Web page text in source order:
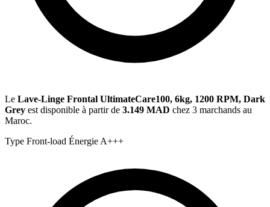
Le Lave-Linge Frontal UltimateCare100, 6kg, 1200 RPM, Dark
Grey est disponible à partir de 3.149 MAD chez 3 marchands au
Maroc.
Type Front-load Énergie A+++